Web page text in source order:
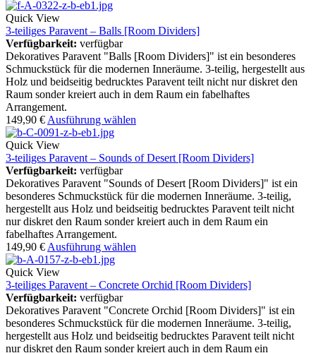
Quick View
3-teiliges Paravent – Balls [Room Dividers]
Verfügbarkeit: verfügbar
Dekoratives Paravent "Balls [Room Dividers]" ist ein besonderes
Schmuckstück für die modernen Inneräume. 3-teilig, hergestellt aus
Holz und beidseitig bedrucktes Paravent teilt nicht nur diskret den
Raum sonder kreiert auch in dem Raum ein fabelhaftes
Arrangement.
149,90 € Ausführung wählen
Quick View
3-teiliges Paravent – Sounds of Desert [Room Dividers]
Verfügbarkeit: verfügbar
Dekoratives Paravent "Sounds of Desert [Room Dividers]" ist ein
besonderes Schmuckstück für die modernen Inneräume. 3-teilig,
hergestellt aus Holz und beidseitig bedrucktes Paravent teilt nicht
nur diskret den Raum sonder kreiert auch in dem Raum ein
fabelhaftes Arrangement.
149,90 € Ausführung wählen
Quick View
3-teiliges Paravent – Concrete Orchid [Room Dividers]
Verfügbarkeit: verfügbar
Dekoratives Paravent "Concrete Orchid [Room Dividers]" ist ein
besonderes Schmuckstück für die modernen Inneräume. 3-teilig,
hergestellt aus Holz und beidseitig bedrucktes Paravent teilt nicht
nur diskret den Raum sonder kreiert auch in dem Raum ein